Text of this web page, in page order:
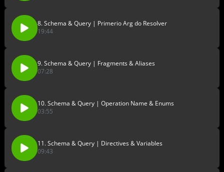
8. Schema & Query | Primerio Arg do Resolver
19:44
9. Schema & Query | Fragments & Aliases
07:28
10. Schema & Query | Operation Name & Enums
03:55
11. Schema & Query | Directives & Variables
09:43